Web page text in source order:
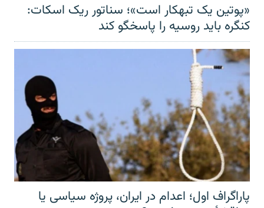
«پوتین یک تبهکار است»؛ سناتور ریک اسکات:
کنگره باید روسیه را پاسخگو کند
پاراگراف اول؛ اعدام در ایران، پروژه سیاسی یا